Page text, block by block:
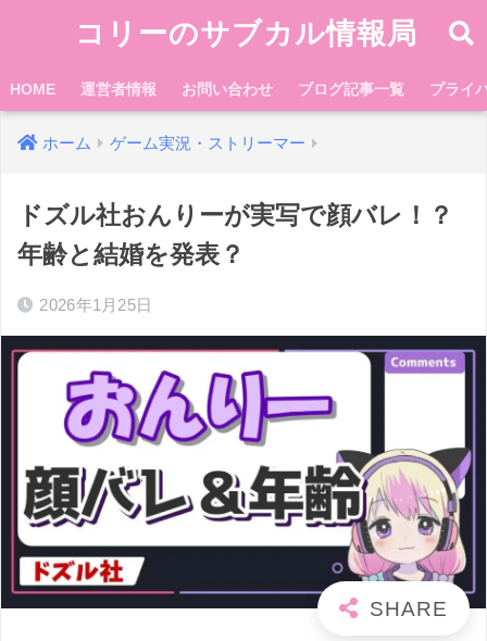
コリーのサブカル情報局
HOME 運営者情報 お問い合わせ ブログ記事一覧 プライ
ホーム ゲーム実況・ストリーマー
ドズル社おんりーが実写で顔バレ！？
年齢と結婚を発表？
2026年1月25日